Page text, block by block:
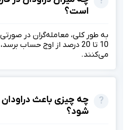
است؟
به طور کلی، معامله‌گران در
10 تا 20 درصد از اوج حساب
می‌کنند.
چه چیزی باعث
شود؟